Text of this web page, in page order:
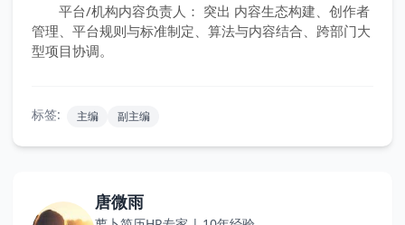
平台/机构内容负责人： 突出 内容生态构建、创作者
管理、平台规则与标准制定、算法与内容结合、跨部门大
型项目协调。
标签: 主编 副主编
唐微雨